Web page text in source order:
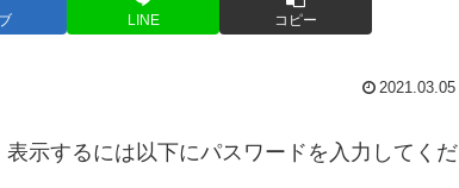
LINE コピー
2021.03.05
示するには以下にパスワードを入力してくだ